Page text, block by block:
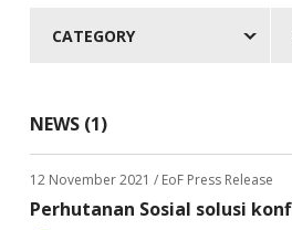
CATEGORY
NEWS (1)
12 November 2021 / EoF Press Release
Perhutanan Sosial solusi